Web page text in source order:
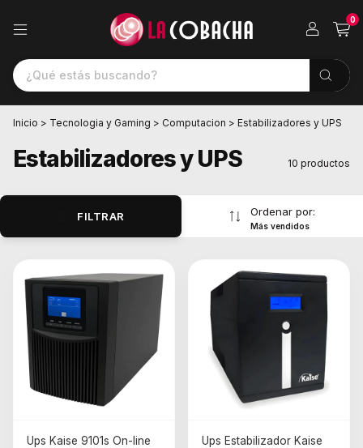
0
Inicio > Tecnologia y Gaming > Computacion > Estabilizadores y UPS
Estabilizadores y UPS 10 productos
FILTRAR Ordenar por:
Más vendidos
Ups Kaise 9101s On-line
Ups Estabilizador Kaise